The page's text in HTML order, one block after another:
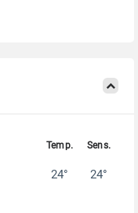
24° 24°